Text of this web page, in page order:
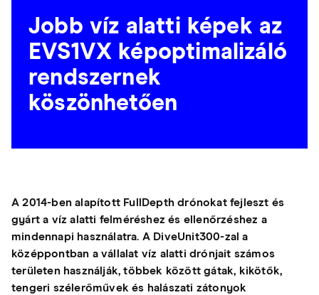
Jobb víz alatti képek az
EVS1VX képoptimalizáló
rendszernek
köszönhetően
A 2014-ben alapított FullDepth drónokat fejleszt és
gyárt a víz alatti felméréshez és ellenőrzéshez a
mindennapi használatra. A DiveUnit300-zal a
középpontban a vállalat víz alatti drónjait számos
területen használják, többek között gátak, kikötők,
tengeri szélerőművek és halászati zátonyok